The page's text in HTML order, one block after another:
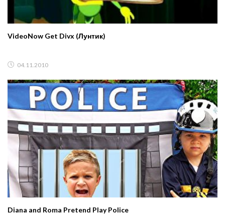
VideoNow Get Divx (Лунтик)
04.11.2010
Diana and Roma Pretend Play Police